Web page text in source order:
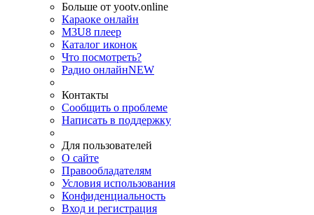
Больше от yootv.online
Караоке онлайн
M3U8 плеер
Каталог иконок
Что посмотреть?
Радио онлайнNEW
Контакты
Сообщить о проблеме
Написать в поддержку
Для пользователей
О сайте
Правообладателям
Условия использования
Конфиденциальность
Вход и регистрация